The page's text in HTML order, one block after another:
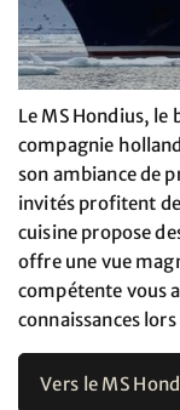
Le MS Hondius,
compagnie
son ambiance de
invités profitent
cuisine propose
offre une vue
compétente vous
connaissances
Vers le MS